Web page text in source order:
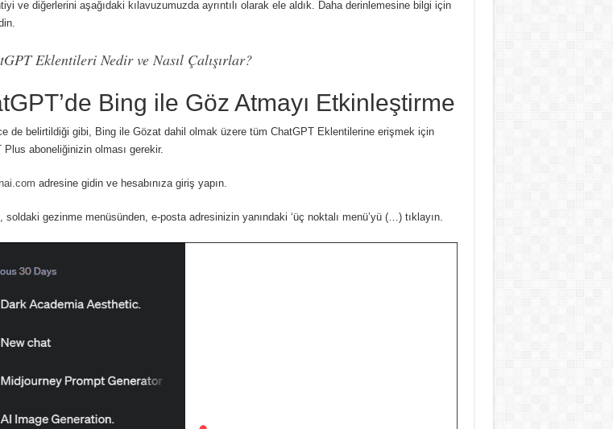
ve diğerlerini aşağıdaki kılavuzumuzda ayrıntılı olarak ele aldık.
Daha derinlemesine bilgi için
Eklentileri Nedir ve Nasıl Çalışırlar?
Bing ile Göz Atmayı Etkinleştirme
de belirtildiği gibi, Bing ile Gözat dahil olmak üzere tüm ChatGPT Eklentilerine erişmek için
Plus aboneliğinizin olması gerekir.
adresine gidin ve hesabınıza giriş yapın.
soldaki gezinme menüsünden, e-posta adresinizin yanındaki ‘üç noktalı menü’yü (…) tıklayın.